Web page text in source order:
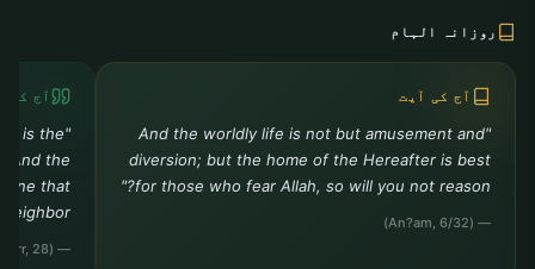
روزانہ الہام
آج کی آیت
"And the worldly life is not but amusement and
diversion; but the home of the Hereafter is best
for those who fear Allah, so will you not reason?"
— (An?am, 6/32)
آج کی
is the
And the
one that
— (Tirmidhi, Birr, 28)